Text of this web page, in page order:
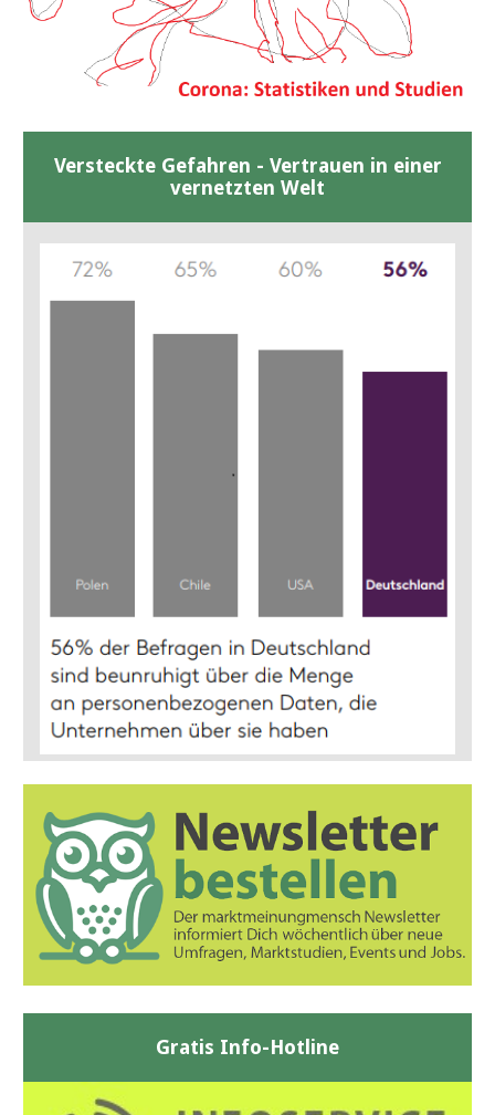
Versteckte Gefahren - Vertrauen in einer
vernetzten Welt
Gratis Info-Hotline